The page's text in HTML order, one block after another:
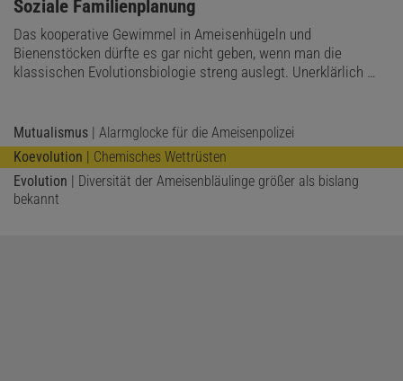
:
Soziale Familienplanung
Das kooperative Gewimmel in Ameisenhügeln und
Bienenstöcken dürfte es gar nicht geben, wenn man die
klassischen Evolutionsbiologie streng auslegt. Unerklärlich …
Mutualismus | Alarmglocke für die Ameisenpolizei
Koevolution | Chemisches Wettrüsten
Evolution | Diversität der Ameisenbläulinge größer als bislang
bekannt